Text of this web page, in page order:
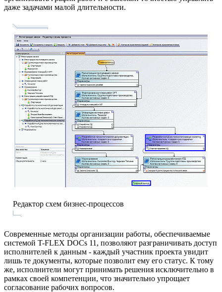
даже задачами малой длительности.
Редактор схем бизнес-процессов
Современные методы организации работы, обеспечиваемые
системой T-FLEX DOCs 11, позволяют разграничивать доступ
исполнителей к данным - каждый участник проекта увидит
лишь те документы, которые позволит ему его статус. К тому
же, исполнители могут принимать решения исключительно в
рамках своей компетенции, что значительно упрощает
согласование рабочих вопросов.